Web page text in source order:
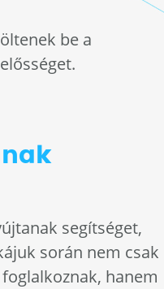
be a
segítséget,
során nem csak
hanem